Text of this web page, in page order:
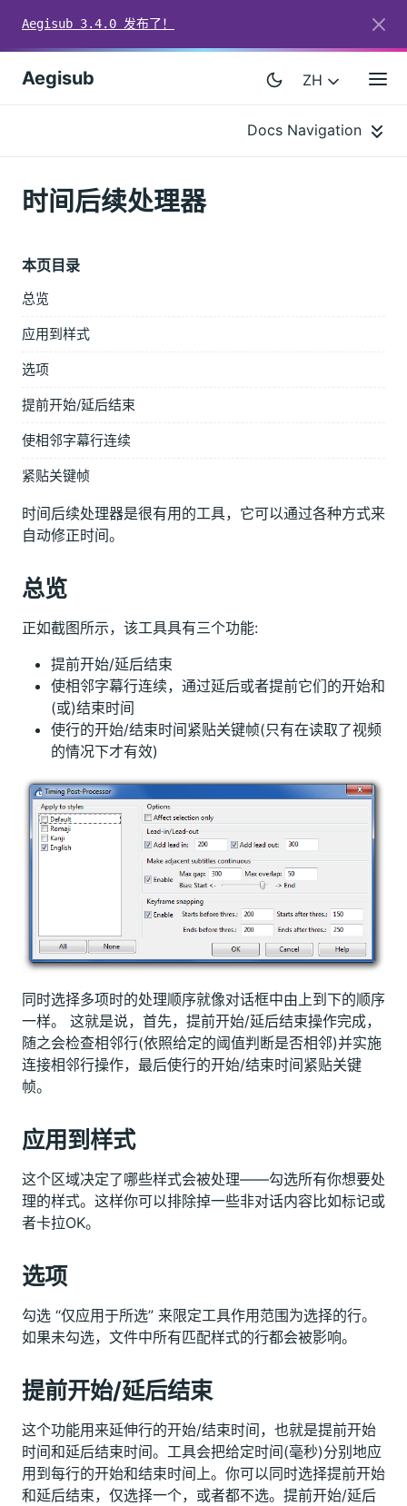
Aegisub 3.4.0 发布了！
Aegisub ZH
Docs Navigation
时间后续处理器
本页目录
总览
应用到样式
选项
提前开始/延后结束
使相邻字幕行连续
紧贴关键帧
时间后续处理器是很有用的工具，它可以通过各种方式来
自动修正时间。
总览
正如截图所示，该工具具有三个功能:
提前开始/延后结束
使相邻字幕行连续，通过延后或者提前它们的开始和
(或)结束时间
使行的开始/结束时间紧贴关键帧(只有在读取了视频
的情况下才有效)
同时选择多项时的处理顺序就像对话框中由上到下的顺序
一样。 这就是说，首先，提前开始/延后结束操作完成，
随之会检查相邻行(依照给定的阈值判断是否相邻)并实施
连接相邻行操作，最后使行的开始/结束时间紧贴关键
帧。
应用到样式
这个区域决定了哪些样式会被处理——勾选所有你想要处
理的样式。这样你可以排除掉一些非对话内容比如标记或
者卡拉OK。
选项
勾选 “仅应用于所选” 来限定工具作用范围为选择的行。
如果未勾选，文件中所有匹配样式的行都会被影响。
提前开始/延后结束
这个功能用来延伸行的开始/结束时间，也就是提前开始
时间和延后结束时间。工具会把给定时间(毫秒)分别地应
用到每行的开始和结束时间上。你可以同时选择提前开始
和延后结束，仅选择一个，或者都不选。提前开始/延后